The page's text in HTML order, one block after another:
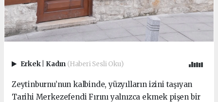
Erkek Kadın (Haberi Sesli Oku)
Zeytinburnu’nun kalbinde, yüzyılların izini taşıyan
Tarihi Merkezefendi Fırını yalnızca ekmek pişen bir